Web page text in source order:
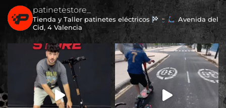
patinetestore_
Tienda y Taller patinetes eléctricos
Avenida del
Cid, 4 Valencia